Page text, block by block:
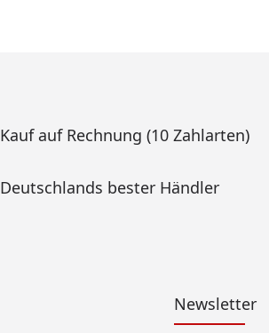
Kauf auf Rechnung (10 Zahlarten)
Deutschlands bester Händler
Newsletter